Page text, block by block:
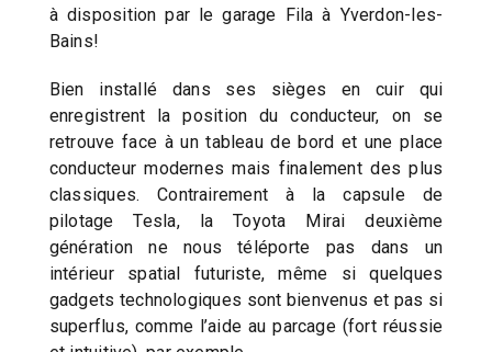
à disposition par le garage Fila à Yverdon-les-
Bains!
Bien installé dans ses sièges en cuir qui
enregistrent la position du conducteur, on se
retrouve face à un tableau de bord et une place
conducteur modernes mais finalement des plus
classiques. Contrairement à la capsule de
pilotage Tesla, la Toyota Mirai deuxième
génération ne nous téléporte pas dans un
intérieur spatial futuriste, même si quelques
gadgets technologiques sont bienvenus et pas si
superflus, comme l’aide au parcage (fort réussie